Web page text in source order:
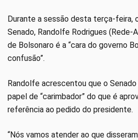
Durante a sessão desta terça-feira,
Senado, Randolfe Rodrigues (Rede-
de Bolsonaro é a “cara do governo
confusão”.
Randolfe acrescentou que o
papel de “carimbador” do que é
referência ao pedido do presidente.
“Nós vamos atender ao que